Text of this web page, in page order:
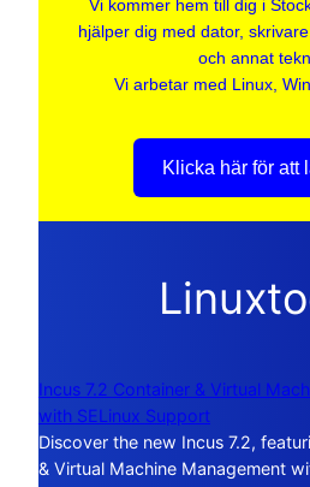
Vi kommer hem till dig i
hjälper dig med dator,
och annat
Vi arbetar med Linux,
Klicka här för att
Incus 7.2 Container & Virtual
with SELinux Support
Discover the new Incus 7.2,
& Virtual Machine Management